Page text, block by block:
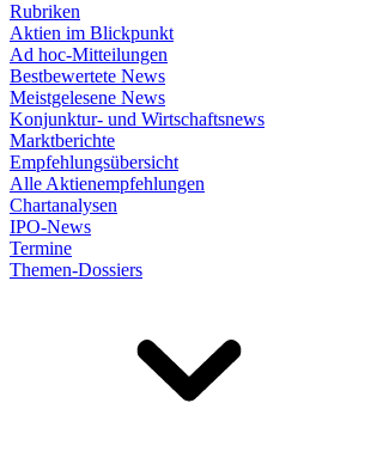
Rubriken
Aktien im Blickpunkt
Ad hoc-Mitteilungen
Bestbewertete News
Meistgelesene News
Konjunktur- und Wirtschaftsnews
Marktberichte
Empfehlungsübersicht
Alle Aktienempfehlungen
Chartanalysen
IPO-News
Termine
Themen-Dossiers